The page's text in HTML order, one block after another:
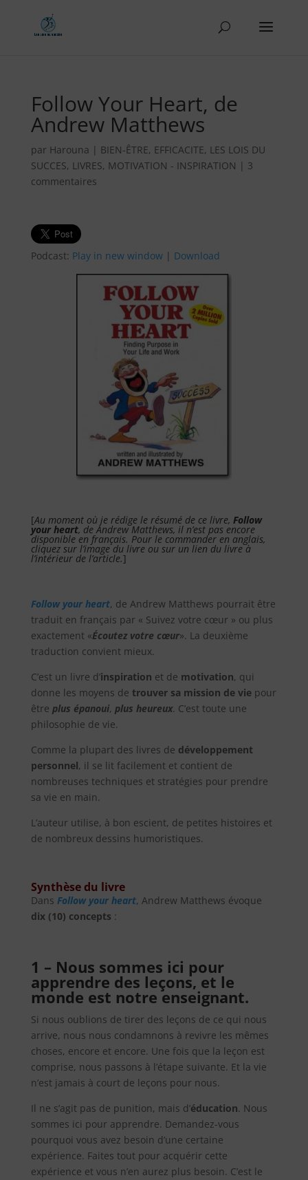
Follow Your Heart, de
Andrew Matthews
par Harouna | BIEN-ÊTRE, EFFICACITE, LES LOIS DU
SUCCES, LIVRES, MOTIVATION - INSPIRATION | 3
commentaires
Podcast: Play in new window| Download
[Au moment où je rédige le résumé de ce livre, Follow
your heart, de Andrew Matthews, il n’est pas encore
disponible en français. Pour le commander en anglais,
cliquez sur l’image du livre ou sur un lien du livre à
l’intérieur de l’article.]
Follow your heart, de Andrew Matthews pourrait être
traduit en français par « Suivez votre cœur » ou plus
exactement «Écoutez votre cœur». La deuxième
traduction convient mieux.
C’est un livre d’inspiration et de motivation, qui
donne les moyens de trouver sa mission de viepour
être plus épanoui, plus heureux. C’est toute une
philosophie de vie.
Comme la plupart des livres de développement
personnel, il se lit facilement et contient de
nombreuses techniques et stratégies pour prendre
sa vie en main.
L’auteur utilise, à bon escient, de petites histoires et
de nombreux dessins humoristiques.
Synthèse du livre
Dans Follow your heart, Andrew Matthews évoque
dix (10) concepts :
1 – Nous sommes ici pour
apprendre des leçons, et le
monde est notre enseignant.
Si nous oublions de tirer des leçons de ce qui nous
arrive, nous nous condamnons à revivre les mêmes
choses, encore et encore. Une fois que la leçon est
comprise, nous passons à l’étape suivante. Et la vie
n’est jamais à court de leçons pour nous.
Il ne s’agit pas de punition, mais d’éducation. Nous
sommes ici pour apprendre. Demandez-vous
pourquoi vous avez besoin d’une certaine
expérience. Faites tout pour acquérir cette
expérience et vous n’en aurez plus besoin. C’est le